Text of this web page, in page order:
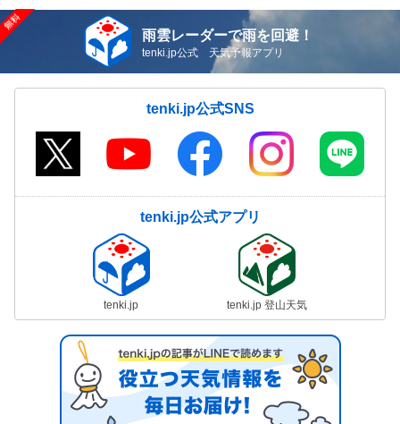
雨雲レーダーで雨を回避！
tenki.jp公式 天気予報アプリ
tenki.jp公式SNS
tenki.jp公式アプリ
tenki.jp tenki.jp 登山天気